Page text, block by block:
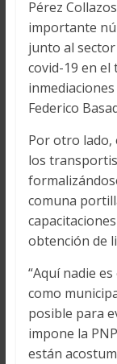
Pérez
importante
junto al
covid-19 en
Federico
Por otro lado,
los
comuna
obtención de
“Aquí nadie
como
posible para
impone la
están